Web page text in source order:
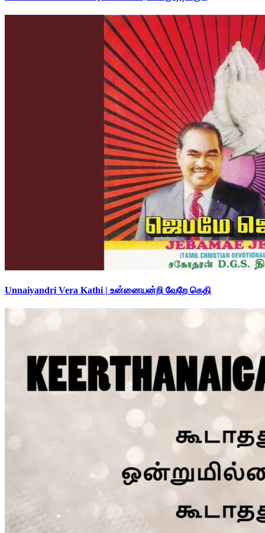
Unnaiyandri Vera Kathi | உன்னையன்றி வேறே கெதி